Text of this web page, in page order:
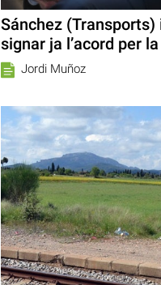
Sánchez (Transports)
signar ja l’acord per
Jordi Muñoz